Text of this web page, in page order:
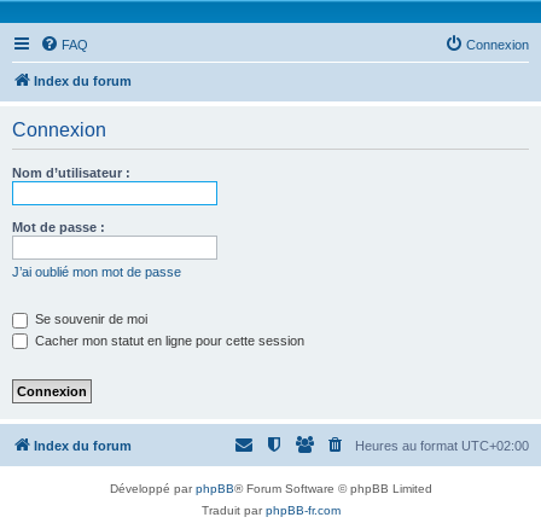
FAQ Connexion
Index du forum
Connexion
Nom d’utilisateur :
Mot de passe :
J’ai oublié mon mot de passe
Se souvenir de moi
Cacher mon statut en ligne pour cette session
Index du forum Heures au format UTC+02:00
Développé parphpBB® Forum Software © phpBB Limited
Traduit parphpBB-fr.com